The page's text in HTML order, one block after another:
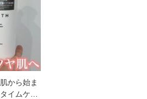
から始ま
イムケア